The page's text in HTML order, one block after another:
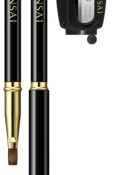
Avaa tuotekuva suurennettuna